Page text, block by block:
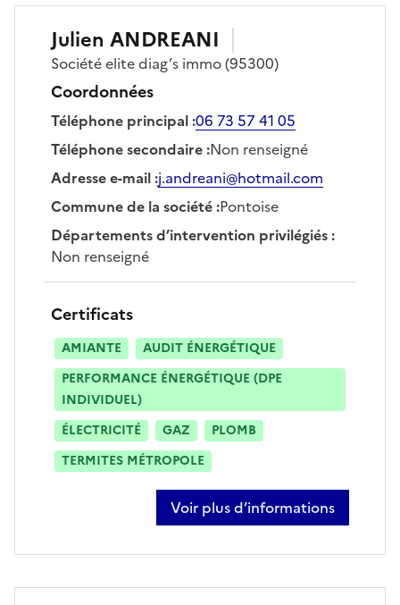
Julien ANDREANI
Sociétéelite diag’s immo(95300)
Coordonnées
Téléphone principal:06 73 57 41 05
Téléphone secondaire:Non renseigné
Adresse e-mail:j.andreani@hotmail.com
Commune de la société:Pontoise
Départements d’intervention privilégiés:
Non renseigné
Certificats
AMIANTE
AUDIT ÉNERGÉTIQUE
PERFORMANCE ÉNERGÉTIQUE (DPE
INDIVIDUEL)
ÉLECTRICITÉ
GAZ
PLOMB
TERMITES MÉTROPOLE
Voir plus d’informations
sur julien andreani